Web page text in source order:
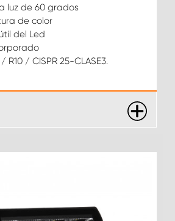
luz de 60 grados
de color
del Led
/ CISPR 25-CLASE3.